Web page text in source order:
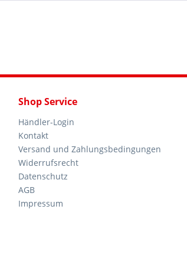
Shop Service
Händler-Login
Kontakt
Versand und Zahlungsbedingungen
Widerrufsrecht
Datenschutz
AGB
Impressum